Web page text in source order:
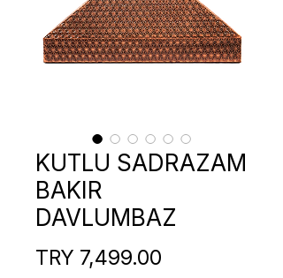
KUTLU SADRAZAM
BAKIR
DAVLUMBAZ
TRY 7,499.00